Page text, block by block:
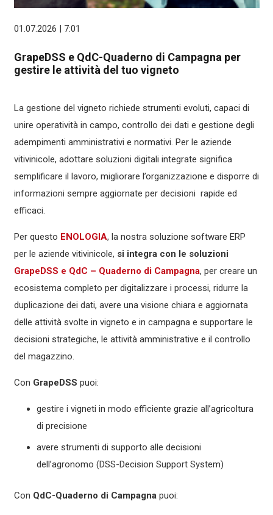
01.07.2026 | 7:01
GrapeDSS e QdC-Quaderno di Campagna per
gestire le attività del tuo vigneto
La gestione del vigneto richiede strumenti evoluti, capaci di
unire operatività in campo, controllo dei dati e gestione degli
adempimenti amministrativi e normativi. Per le aziende
vitivinicole, adottare soluzioni digitali integrate significa
semplificare il lavoro, migliorare l’organizzazione e disporre di
informazioni sempre aggiornate per decisioni rapide ed
efficaci.
Per questo ENOLOGIA, la nostra soluzione software ERP
per le aziende vitivinicole, si integra con le soluzioni
GrapeDSS e QdC – Quaderno di Campagna, per creare un
ecosistema completo per digitalizzare i processi, ridurre la
duplicazione dei dati, avere una visione chiara e aggiornata
delle attività svolte in vigneto e in campagna e supportare le
decisioni strategiche, le attività amministrative e il controllo
del magazzino.
Con GrapeDSS puoi:
gestire i vigneti in modo efficiente grazie all’agricoltura
di precisione
avere strumenti di supporto alle decisioni
dell’agronomo (DSS-Decision Support System)
Con QdC-Quaderno di Campagnapuoi: